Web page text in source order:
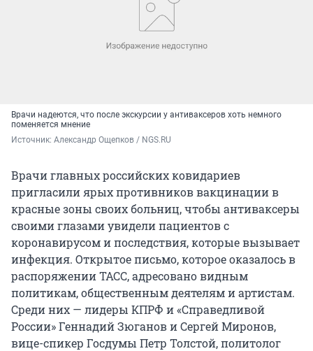
Врачи надеются, что после экскурсии у антиваксеров хоть немного
поменяется мнение
Источник: Александр Ощепков / NGS.RU
Врачи главных российских ковидариев
пригласили ярых противников вакцинации в
красные зоны своих больниц, чтобы антиваксеры
своими глазами увидели пациентов с
коронавирусом и последствия, которые вызывает
инфекция. Открытое письмо, которое оказалось в
распоряжении ТАСС, адресовано видным
политикам, общественным деятелям и артистам.
Среди них — лидеры КПРФ и «Справедливой
России» Геннадий Зюганов и Сергей Миронов,
вице-спикер Госдумы Петр Толстой, политолог